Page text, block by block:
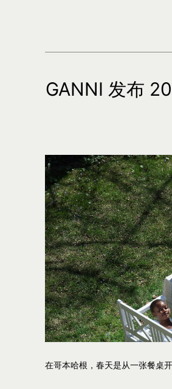
GANNI 发布
在哥本哈根，春天是从一张餐桌开